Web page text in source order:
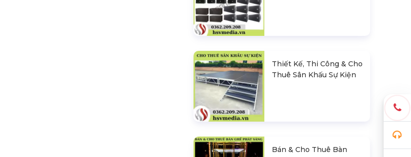
Thiết Kế, Thi Công & Cho
Thuê Sân Khấu Sự Kiện
Bán & Cho Thuê Bàn